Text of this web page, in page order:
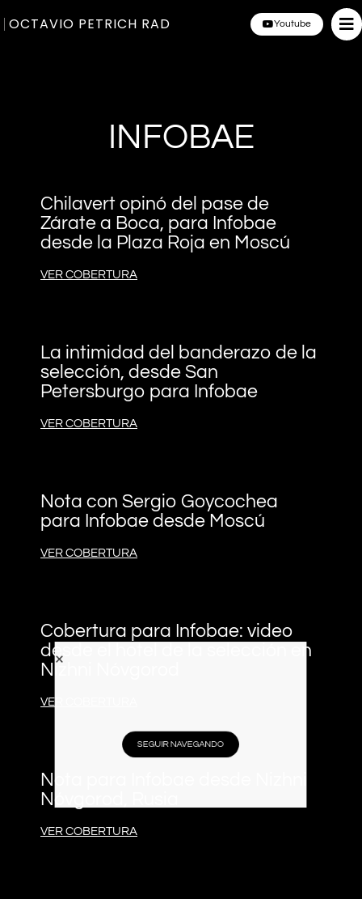
OCTAVIO PETRICH RAD Youtube
INFOBAE
Chilavert opinó del pase de
Zárate a Boca, para Infobae
desde la Plaza Roja en Moscú
VER COBERTURA
La intimidad del banderazo de la
selección, desde San
Petersburgo para Infobae
VER COBERTURA
Nota con Sergio Goycochea
para Infobae desde Moscú
VER COBERTURA
Cobertura para Infobae: video
desde el hotel de la selección en
Nizhni Nóvgorod
VER COBERTURA
Nota para Infobae desde Nizhni
Nóvgorod, Rusia
VER COBERTURA
SEGUIR NAVEGANDO